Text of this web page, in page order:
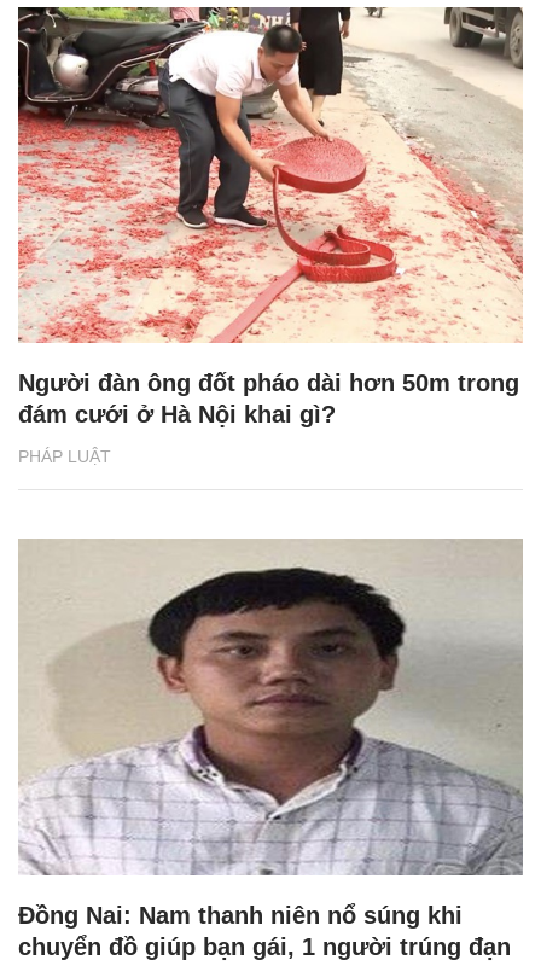
PHÁP LUẬT
Người đàn ông đốt pháo dài hơn 50m trong
đám cưới ở Hà Nội khai gì?
Đồng Nai: Nam thanh niên nổ súng khi
chuyển đồ giúp bạn gái, 1 người trúng đạn